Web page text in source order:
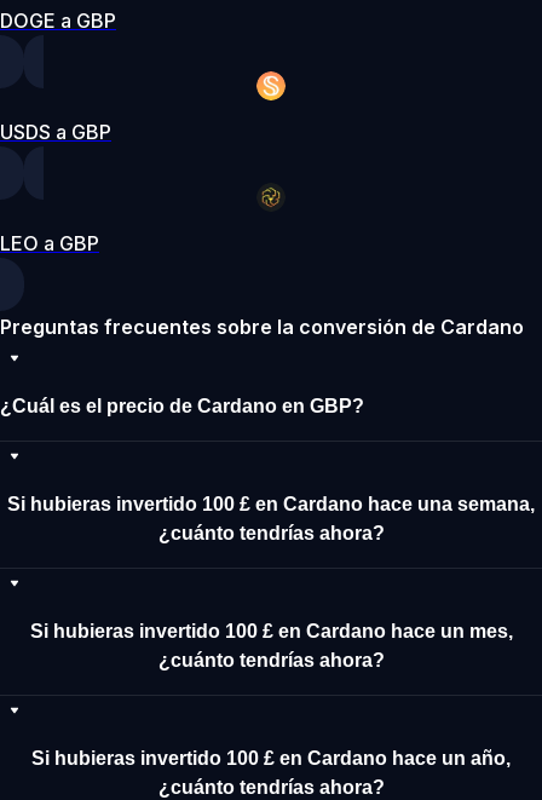
DOGE a GBP
USDS a GBP
LEO a GBP
Preguntas frecuentes sobre la conversión de Cardano
¿Cuál es el precio de Cardano en GBP?
Si hubieras invertido 100 £ en Cardano hace una semana,
¿cuánto tendrías ahora?
Si hubieras invertido 100 £ en Cardano hace un mes,
¿cuánto tendrías ahora?
Si hubieras invertido 100 £ en Cardano hace un año,
¿cuánto tendrías ahora?